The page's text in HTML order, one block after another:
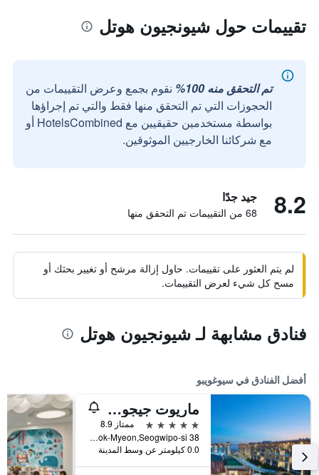
تقييمات حول شيونجيون هوتل
تم التحقق منه 100%
نقوم بجمع وعرض التقييمات من
الحجوزات التي تم التحقق منها فقط والتي تم إجراؤها
بواسطة مستخدمين حقيقيين مع HotelsCombined أو
مع شركائنا الخارجيين الموثوقين.
8.2 جيد جدًا
68 من التقييمات تم التحقق منها
لم يتم العثور على تقييمات. حاول إزالة مرشح أو تغيير بحثك أو
مسح كل شيء لعرض التقييمات.
فنادق مشابهة لـ شيونجيون هوتل
أفضل الفنادق في سيوغويبو
ماريوت جيجو شنوا وورلد هوتلز آند ريزورتس
5 نجوم
ممتاز 8.9
38 Sinhwayeoksa-ro 304Beon-Gil, Andeok-Myeon,Seogwipo-si, سيوغويبو, كوريا الجنوبية
0.0 كيلومتر عن وسط المدينة